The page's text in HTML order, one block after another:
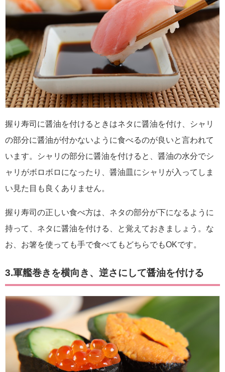
握り寿司に醤油を付けるときはネタに醤油を付け、シャリ
の部分に醤油が付かないように食べるのが良いと言われて
います。シャリの部分に醤油を付けると、醤油の水分でシ
ャリがボロボロになったり、醤油皿にシャリが入ってしま
い見た目も良くありません。
握り寿司の正しい食べ方は、ネタの部分が下になるように
持って、ネタに醤油を付ける、と覚えておきましょう。な
お、お箸を使っても手で食べてもどちらでもOKです。
3.軍艦巻きを横向き、逆さにして醤油を付ける